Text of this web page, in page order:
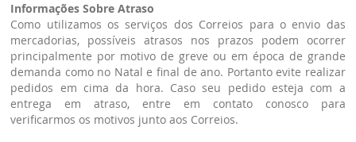
Informações Sobre Atraso
Como utilizamos os serviços dos Correios para o envio das
mercadorias, possíveis atrasos nos prazos podem ocorrer
principalmente por motivo de greve ou em época de grande
demanda como no Natal e final de ano. Portanto evite realizar
pedidos em cima da hora. Caso seu pedido esteja com a
entrega em atraso, entre em contato conosco para
verificarmos os motivos junto aos Correios.